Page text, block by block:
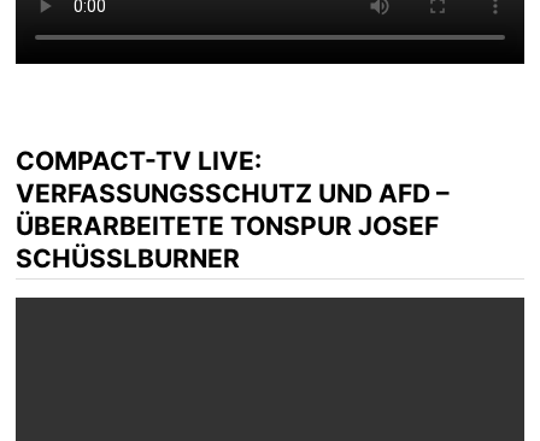
COMPACT-TV LIVE:
VERFASSUNGSSCHUTZ UND AFD –
ÜBERARBEITETE TONSPUR JOSEF
SCHÜSSLBURNER